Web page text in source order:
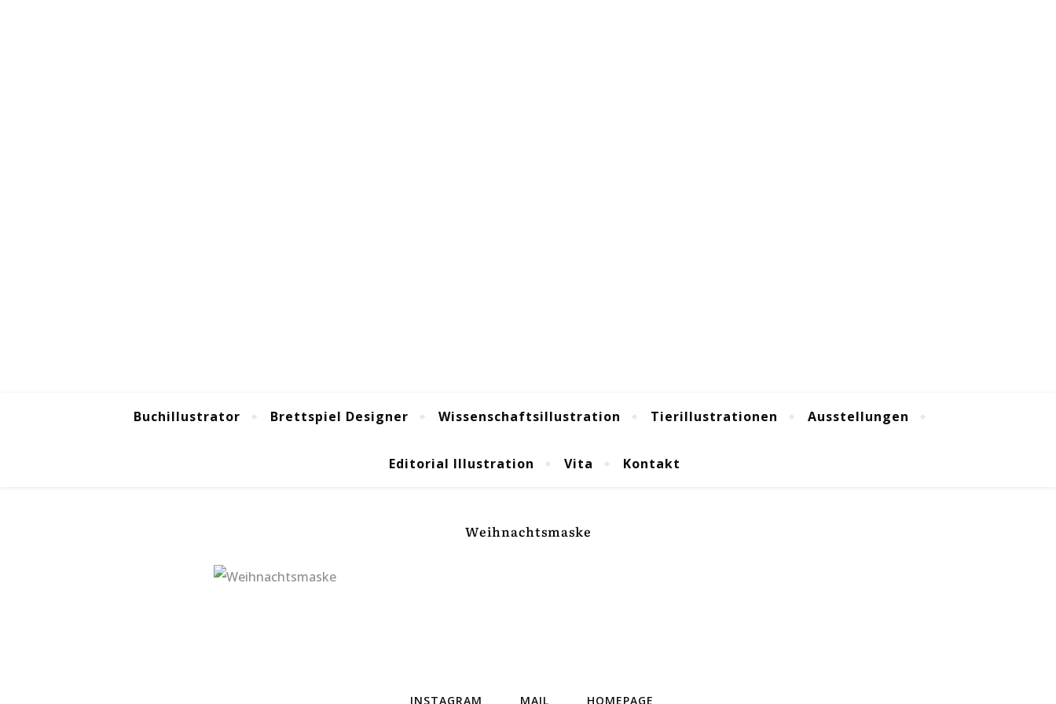
Buchillustrator Brettspiel Designer Wissenschaftsillustration Tierillustrationen Ausstellungen
Editorial Illustration Vita Kontakt
Weihnachtsmaske
INSTAGRAM MAIL HOMEPAGE